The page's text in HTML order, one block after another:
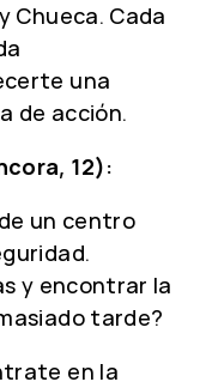
Chueca. Cada
una
de acción.
12):
un centro
y encontrar la
tarde?
en la